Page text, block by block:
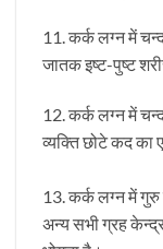
11. कर्क लग्न में
जातक इष्ट-पुष्ट
12. कर्क लग्न में
व्यक्ति छोटे कद का
13. कर्क लग्न में
अन्य सभी ग्रह